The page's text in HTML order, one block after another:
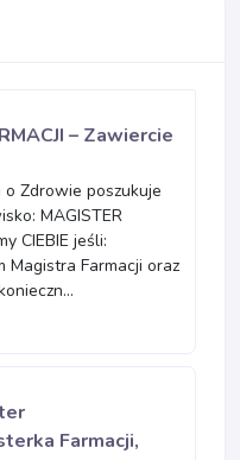
– Zawiercie
Zdrowie poszukuje
MAGISTER
CIEBIE jeśli:
Magistra Farmacji oraz
Farmacji,